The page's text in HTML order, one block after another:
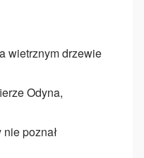
wietrznym drzewie
Odyna,
poznał